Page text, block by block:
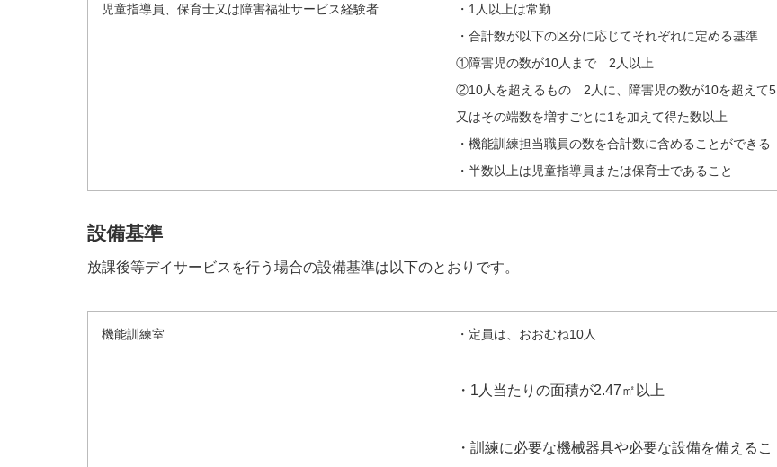
児童指導員、保育士又は障害福祉サービス経験者
・1人以上は常勤
・合計数が以下の区分に応じてそれぞれに定める基準
①障害児の数が10人まで 2人以上
②10人を超えるもの 2人に、障害児の数が10を超えて5
又はその端数を増すごとに1を加えて得た数以上
・機能訓練担当職員の数を合計数に含めることができる
・半数以上は児童指導員または保育士であること
設備基準
放課後等デイサービスを行う場合の設備基準は以下のとおりです。
機能訓練室 ・定員は、おおむね10人
・1人当たりの面積が2.47㎡以上
・訓練に必要な機械器具や必要な設備を備えるこ